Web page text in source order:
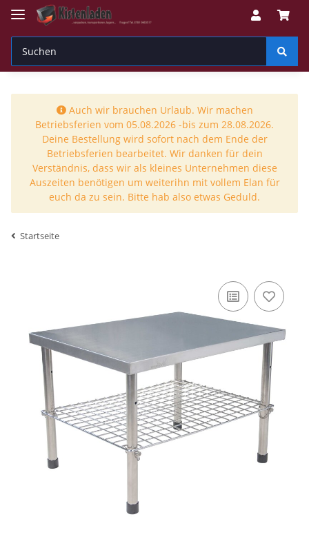
Auch wir brauchen Urlaub. Wir machen
Betriebsferien vom 05.08.2026 -bis zum 28.08.2026.
Deine Bestellung wird sofort nach dem Ende der
Betriebsferien bearbeitet. Wir danken für dein
Verständnis, dass wir als kleines Unternehmen diese
Auszeiten benötigen um weiterihn mit vollem Elan für
euch da zu sein. Bitte hab also etwas Geduld.
Startseite